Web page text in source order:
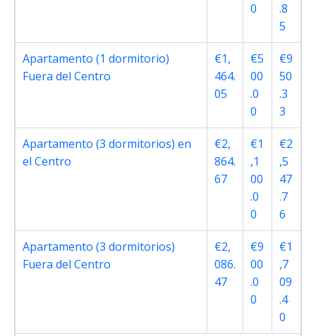
0
.8
5
Apartamento (1 dormitorio)
Fuera del Centro
€1,
464.
05
€5
00
.0
0
€9
50
.3
3
Apartamento (3 dormitorios) en
el Centro
€2,
864.
67
€1
,1
00
.0
0
€2
,5
47
.7
6
Apartamento (3 dormitorios)
Fuera del Centro
€2,
086.
47
€9
00
.0
0
€1
,7
09
.4
0